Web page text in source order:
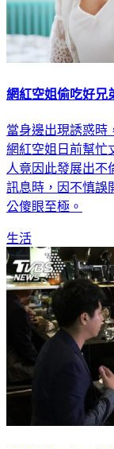
網紅空姐偷吃好兄
當身邊出現誘惑時
網紅空姐日前幫忙
人竟因此發展出不
訊息時，因不慎誤
公傻眼至極。
生活